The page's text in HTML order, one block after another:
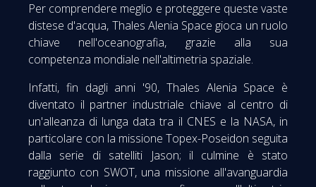
Per comprendere meglio e proteggere queste vaste
distese d'acqua, Thales Alenia Space gioca un ruolo
chiave nell'oceanografia, grazie alla sua
competenza mondiale nell'altimetria spaziale.
Infatti, fin dagli anni '90, Thales Alenia Space è
diventato il partner industriale chiave al centro di
un'alleanza di lunga data tra il CNES e la NASA, in
particolare con la missione Topex-Poseidon seguita
dalla serie di satelliti Jason; il culmine è stato
raggiunto con SWOT, una missione all'avanguardia